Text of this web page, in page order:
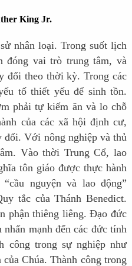
King Jr.
nhân loại. Trong suốt lịch
đóng vai trò trung tâm, và
đổi theo thời kỳ. Trong các
tố thiết yếu để sinh tồn.
phải tự kiếm ăn và lo chỗ
của các xã hội định cư,
đổi. Với nông nghiệp và thủ
Vào thời Trung Cổ, lao
tôn giáo được thực hành
nguyện và lao động”
tắc của Thánh Benedict.
phận thiêng liêng. Đạo đức
mạnh đến các đức tính
công trong sự nghiệp như
Chúa. Thành công trong